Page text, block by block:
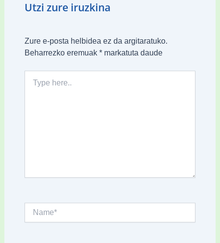
Utzi zure iruzkina
Zure e-posta helbidea ez da argitaratuko.
Beharrezko eremuak *markatuta daude
here..